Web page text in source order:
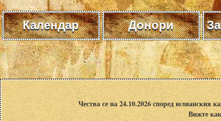
Календар Донори
Чества се на 24.10.2026 според юлианския
Вижте